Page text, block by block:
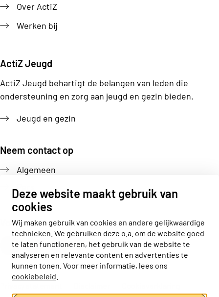
Deze website maakt gebruik van
cookies
Wij maken gebruik van cookies en andere gelijkwaardige
technieken. We gebruiken deze o.a. om de website goed
te laten functioneren, het gebruik van de website te
analyseren en relevante content en advertenties te
kunnen tonen. Voor meer informatie, lees ons
cookiebeleid
Over ActiZ
Werken bij
ActiZ Jeugd
ActiZ Jeugd behartigt de belangen van leden die
ondersteuning en zorg aan jeugd en gezin bieden.
Jeugd en gezin
Neem contact op
Algemeen
Pers
Volg ons
Actiz linkedin
Actiz instagram
Actiz youtube
Actiz facebook